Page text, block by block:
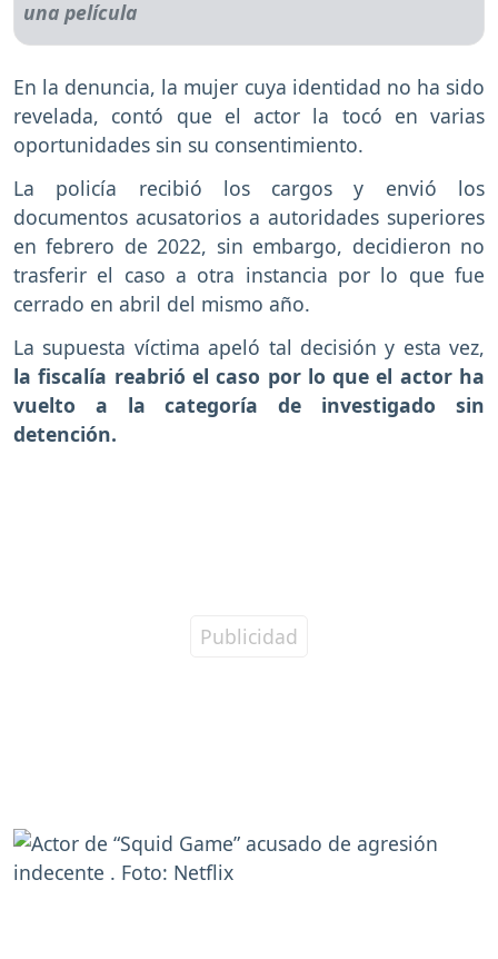
En la denuncia, la mujer cuya identidad no ha sido
revelada, contó que el actor la tocó en varias
oportunidades sin su consentimiento.
La policía recibió los cargos y envió los
documentos acusatorios a autoridades superiores
en febrero de 2022, sin embargo, decidieron no
trasferir el caso a otra instancia por lo que fue
cerrado en abril del mismo año.
La supuesta víctima apeló tal decisión y esta vez,
la fiscalía reabrió el caso por lo que el actor ha
vuelto a la categoría de investigado sin
detención.